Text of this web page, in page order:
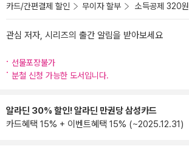
카드/간편결제 할인 무이자 할부 소득공제 320원
관심 저자, 시리즈의 출간 알림을 받아보세요
선물포장불가
분철 신청 가능한 도서입니다.
알라딘 30% 할인! 알라딘 만권당 삼성카드
카드혜택 15% + 이벤트혜택 15% (~2025.12.31)